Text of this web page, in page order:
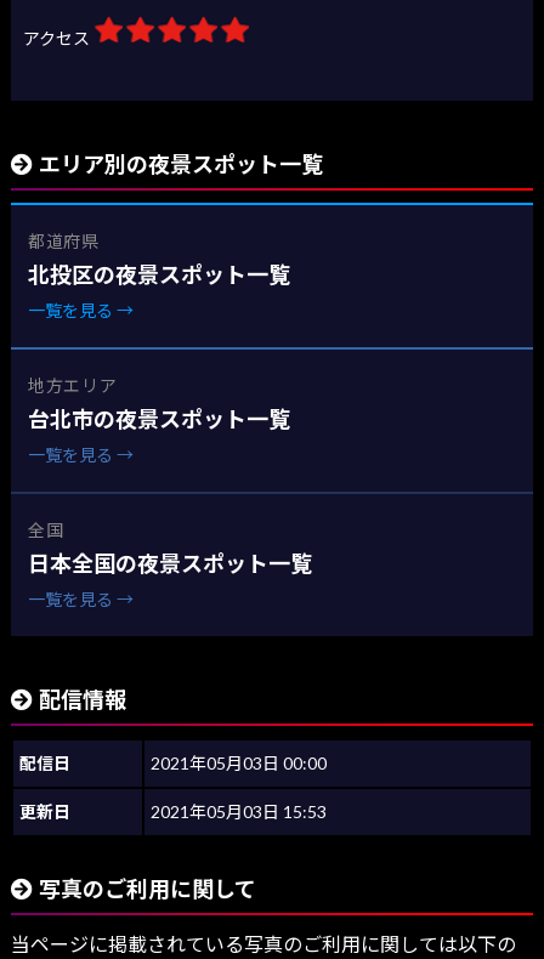
アクセス
エリア別の夜景スポット一覧
都道府県
北投区の夜景スポット一覧
一覧を見る →
地方エリア
台北市の夜景スポット一覧
一覧を見る →
全国
日本全国の夜景スポット一覧
一覧を見る →
配信情報
配信日 2021年05月03日 00:00
更新日 2021年05月03日 15:53
写真のご利用に関して
当ページに掲載されている写真のご利用に関しては以下の